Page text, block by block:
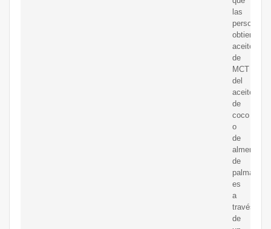
las
personas
obtienen
aceite
de
MCT
del
aceite
de
coco
o
de
almendra
de
palma
es
a
través
de